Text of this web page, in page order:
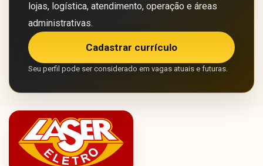
lojas, logística, atendimento, operação e áreas
administrativas.
Cadastrar currículo
Seu perfil pode ser considerado em vagas atuais e futuras.